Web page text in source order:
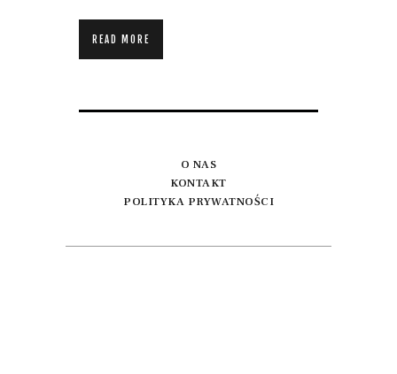
READ MORE
O NAS
KONTAKT
POLITYKA PRYWATNOŚCI